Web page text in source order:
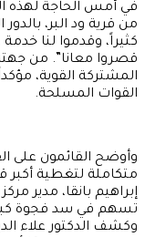
في أمس الحاجة لهذه
من قرية ود البر،
كثيراً، وقدموا لنا
قصروا معانا”. من
المشتركة القوية،
القوات المسلحة.
وأوضح القائمون على
متكاملة لتغطية أكبر
إبراهيم بانقا، مدير
تسهم في سد فجوة